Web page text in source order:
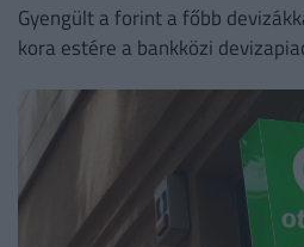
Gyengült a forint a főbb
kora estére a bankközi